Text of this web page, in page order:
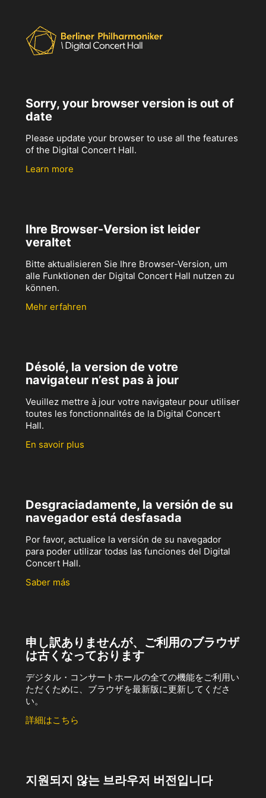
Sorry, your browser version is out of
date
Please update your browser to use all the features
of the Digital Concert Hall.
Learn more
Ihre Browser-Version ist leider
veraltet
Bitte aktualisieren Sie Ihre Browser-Version, um
alle Funktionen der Digital Concert Hall nutzen zu
können.
Mehr erfahren
Désolé, la version de votre
navigateur n’est pas à jour
Veuillez mettre à jour votre navigateur pour utiliser
toutes les fonctionnalités de la Digital Concert
Hall.
En savoir plus
Desgraciadamente, la versión de su
navegador está desfasada
Por favor, actualice la versión de su navegador
para poder utilizar todas las funciones del Digital
Concert Hall.
Saber más
申し訳ありませんが、ご利用のブラウザ
は古くなっております
デジタル・コンサートホールの全ての機能をご利用い
ただくために、ブラウザを最新版に更新してくださ
い。
詳細はこちら
지원되지 않는 브라우저 버전입니다